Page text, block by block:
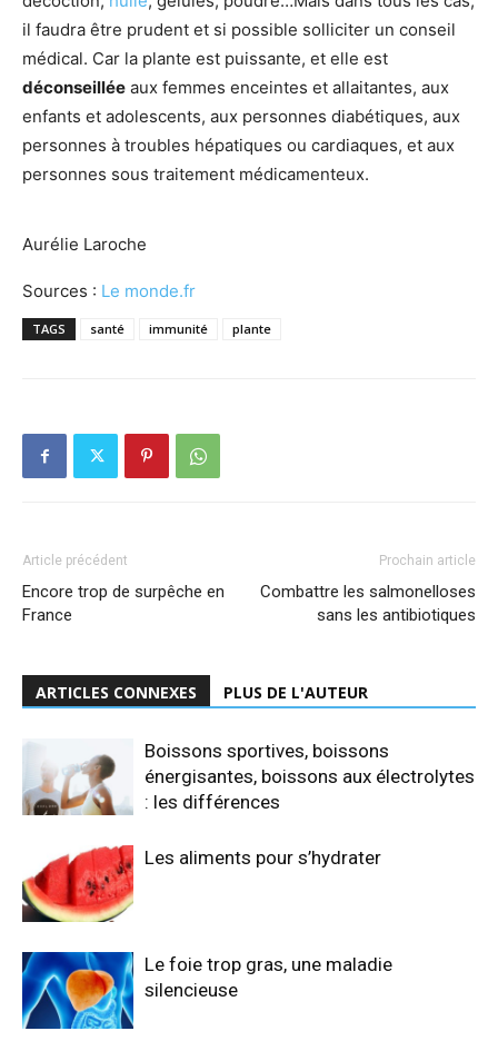
il faudra être prudent et si possible solliciter un conseil
médical. Car la plante est puissante, et elle est
déconseillée aux femmes enceintes et allaitantes, aux
enfants et adolescents, aux personnes diabétiques, aux
personnes à troubles hépatiques ou cardiaques, et aux
personnes sous traitement médicamenteux.
Aurélie Laroche
Sources : Le monde.fr
TAGS santé immunité plante
Article précédent
Encore trop de surpêche en
France
Prochain article
Combattre les salmonelloses
sans les antibiotiques
ARTICLES CONNEXES PLUS DE L'AUTEUR
Boissons sportives, boissons
énergisantes, boissons aux électrolytes
: les différences
Les aliments pour s’hydrater
Le foie trop gras, une maladie
silencieuse